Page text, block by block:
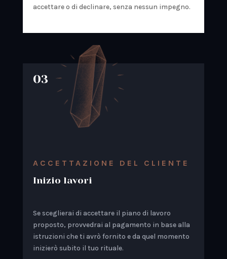
accettare o di declinare, senza nessun impegno.
03
ACCETTAZIONE DEL CLIENTE
Inizio lavori
Se sceglierai di accettare il piano di lavoro
proposto, provvedrai al pagamento in base alla
istruzioni che ti avrò fornito e da quel momento
inizierò subito il tuo rituale.